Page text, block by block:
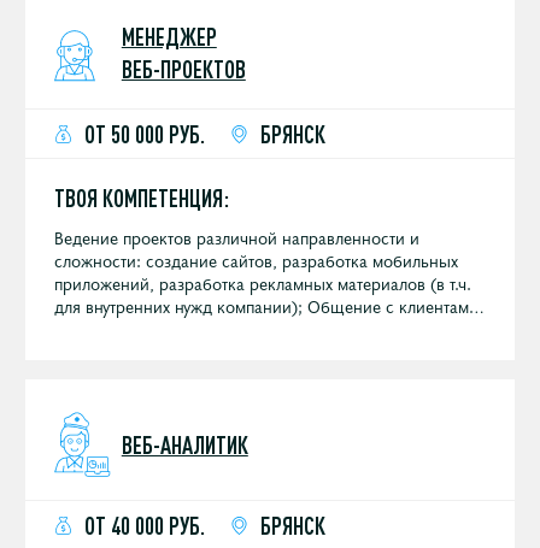
МЕНЕДЖЕР
ВЕБ-ПРОЕКТОВ
ОТ 50 000 РУБ. БРЯНСК
ТВОЯ КОМПЕТЕНЦИЯ:
Ведение проектов различной направленности и
сложности: создание сайтов, разработка мобильных
приложений, разработка рекламных материалов (в т.ч.
для внутренних нужд компании); Общение с клиентами
контроль качества; Подбор команды под проект
(фрилансеры, студии, подрядчики и штатные
сотрудники); Подготовка КП как с помощью
индивидуальных; Контроль качества (ведение отчетов,
контроль фактических технических затрат по
ВЕБ-АНАЛИТИК
ОТ 40 000 РУБ. БРЯНСК